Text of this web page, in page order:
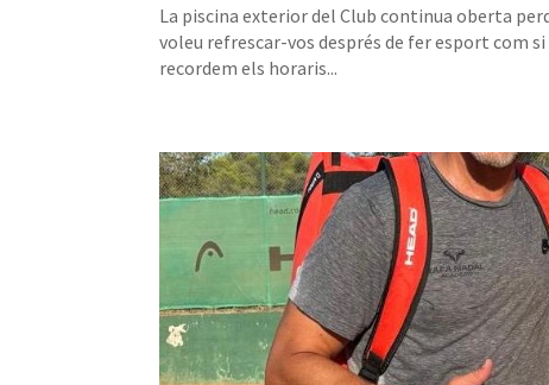
La piscina exterior del Club continua oberta
voleu refrescar-vos després de fer esport com
recordem els horaris...